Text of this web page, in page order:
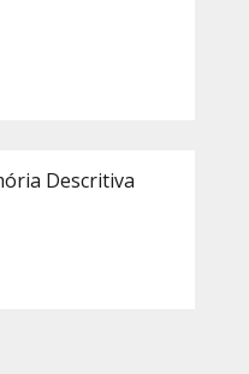
Descritiva